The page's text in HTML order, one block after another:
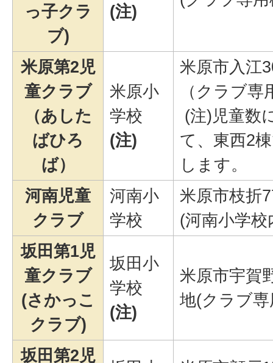
っ子クラ
ブ)
(注)
米原第2児
童クラブ
（あした
ばひろ
ば）
米原小
学校
(注)
米原市入江
（クラブ専
(注)児童数
て、東西2
します。
河南児童
クラブ
河南小
学校
米原市枝折
(河南小学校
坂田第1児
童クラブ
(さかっこ
クラブ)
坂田小
学校
(注)
米原市宇賀
地(クラブ専
坂田第2児